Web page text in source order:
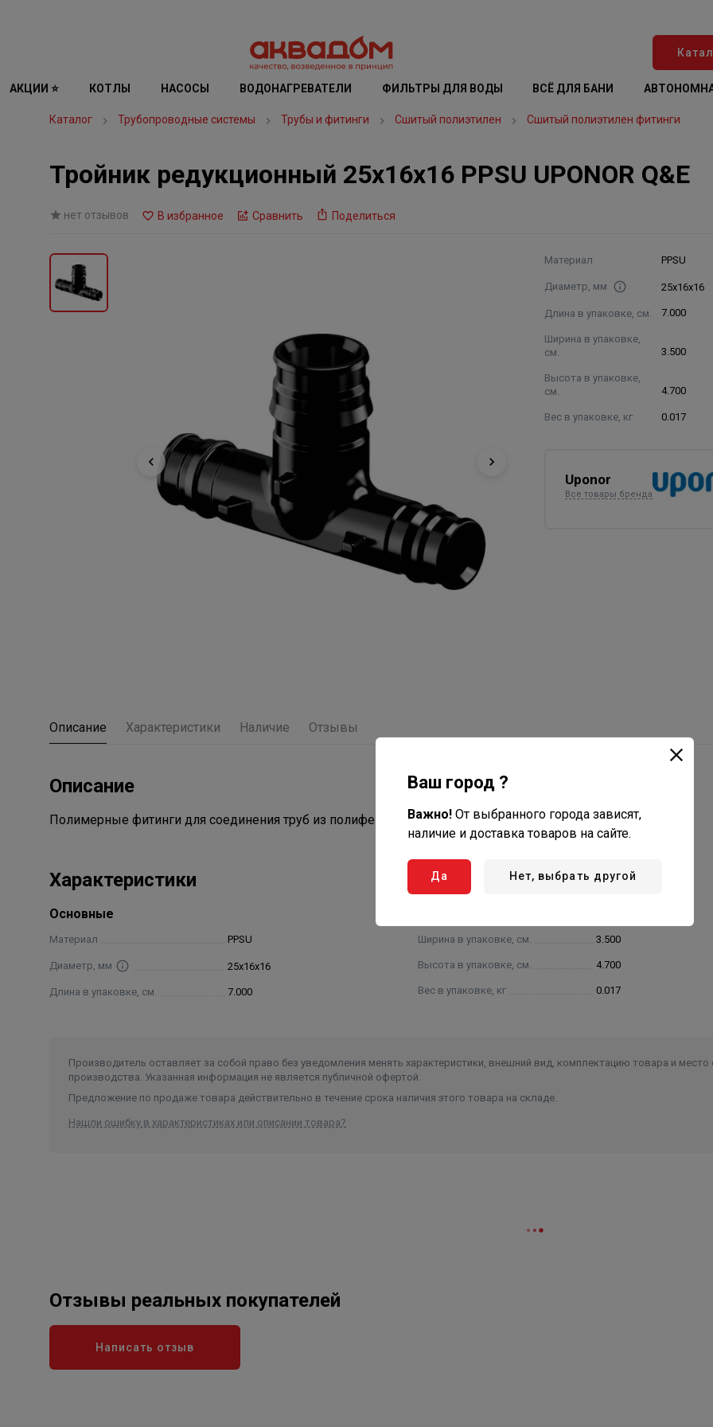
АКЦИИ ⭐ КОТЛЫ НАСОСЫ ВОДОНАГРЕВАТЕЛИ ФИЛЬТРЫ ДЛЯ ВОДЫ ВСЁ ДЛЯ БАНИ
Каталог Трубопроводные системы Трубы и фитинги Сшитый полиэтилен Сшитый полиэтилен фитинги
Тройник редукционный 25х16х16 PPSU UPONOR Q&E
нет отзывов В избранное Сравнить Поделиться
Материал PPSU
Диаметр, мм 25х16х16
Длина в упаковке, см. 7.000
Ширина в упаковке,
см.
3.500
Высота в упаковке,
см.
4.700
Вес в упаковке, кг 0.017
Uponor
Все товары бренда
Описание Характеристики Наличие Отзывы
Описание
Полимерные фитинги для соединения труб из полифенилсульфона PPSU.
Характеристики
Основные
Материал PPSU
Диаметр, мм 25х16х16
Длина в упаковке, см. 7.000
Ширина в упаковке, см. 3.500
Высота в упаковке, см. 4.700
Вес в упаковке, кг 0.017
Производитель оставляет за собой право без уведомления менять характеристики, внешний вид, комплектацию товара и место
производства. Указанная информация не является публичной офертой.
Предложение по продаже товара действительно в течение срока наличия этого товара на складе.
Нашли ошибку в характеристиках или описании товара?
Отзывы реальных покупателей
Написать отзыв
Ваш город ?
Важно! От выбранного города зависят,
наличие и доставка товаров на сайте.
Да Нет, выбрать другой